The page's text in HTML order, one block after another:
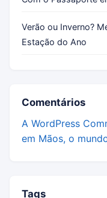
Verão ou Inverno?
Estação do Ano
Comentários
A WordPress
em Mãos, o
Tags